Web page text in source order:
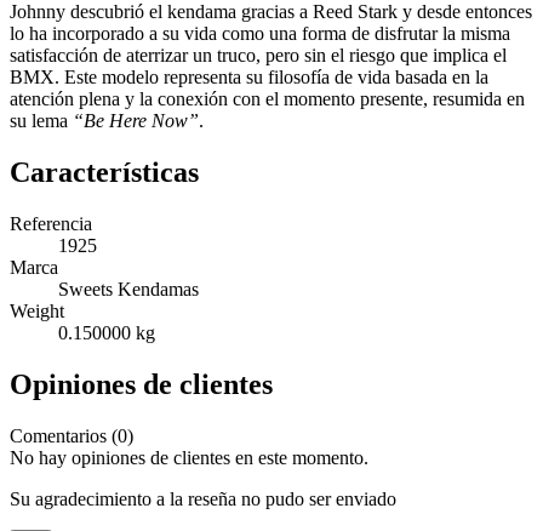
Johnny descubrió el kendama gracias a Reed Stark y desde entonces
lo ha incorporado a su vida como una forma de disfrutar la misma
satisfacción de aterrizar un truco, pero sin el riesgo que implica el
BMX. Este modelo representa su filosofía de vida basada en la
atención plena y la conexión con el momento presente, resumida en
su lema “Be Here Now”.
Características
Referencia
1925
Marca
Sweets Kendamas
Weight
0.150000 kg
Opiniones de clientes
Comentarios (0)
No hay opiniones de clientes en este momento.
Su agradecimiento a la reseña no pudo ser enviado